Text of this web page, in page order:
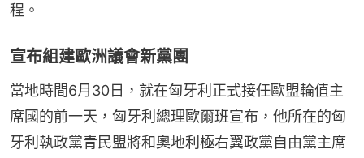
程。
宣布組建歐洲議會新黨團
當地時間6月30日，就在匈牙利正式接任歐盟輪值主
席國的前一天，匈牙利總理歐爾班宣布，他所在的匈
牙利執政黨青民盟將和奧地利極右翼政黨自由黨主席